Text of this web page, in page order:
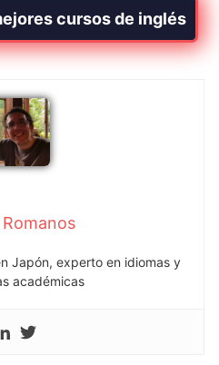
cursos de inglés
Japón, experto en idiomas y
académicas